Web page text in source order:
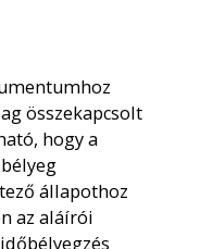
összekapcsolt
hogy a
állapothoz
az aláírói